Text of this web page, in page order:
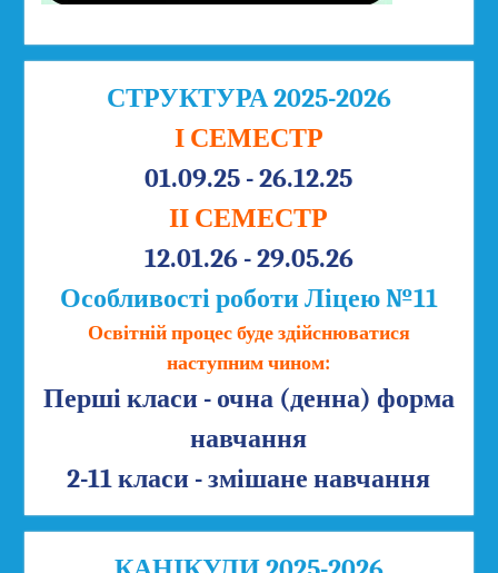
СТРУКТУРА 2025-2026
І СЕМЕСТР
01.09.25 - 26.12.25
ІІ СЕМЕСТР
12.01.26 - 29.05.26
Особливості роботи Ліцею №11
Освітній процес буде здійснюватися
наступним чином:
Перші класи - очна (денна) форма
навчання
2-11 класи - змішане навчання